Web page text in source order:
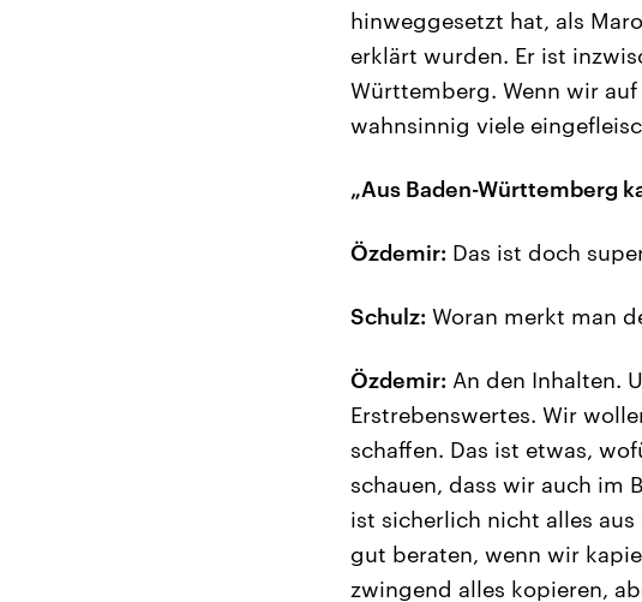
hinweggesetzt hat, als
erklärt wurden. Er ist
Württemberg. Wenn wir
wahnsinnig viele
„Aus Baden-Württemberg
Özdemir: Das ist doch
Schulz: Woran merkt man
Özdemir: An den Inhalten.
Erstrebenswertes. Wir
schaffen. Das ist etwas,
schauen, dass wir auch im
ist sicherlich nicht alles
gut beraten, wenn wir
zwingend alles kopieren,